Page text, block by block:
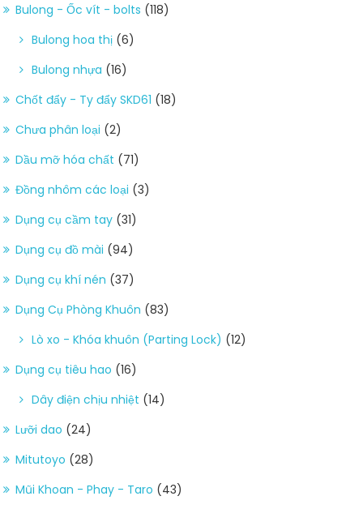
Bulong - Ốc vít - bolts (118)
Bulong hoa thị (6)
Bulong nhựa (16)
Chốt đẩy - Ty đẩy SKD61 (18)
Chưa phân loại (2)
Dầu mỡ hóa chất (71)
Đồng nhôm các loại (3)
Dụng cụ cầm tay (31)
Dụng cụ đồ mài (94)
Dụng cụ khí nén (37)
Dụng Cụ Phòng Khuôn (83)
Lò xo - Khóa khuôn (Parting Lock) (12)
Dụng cụ tiêu hao (16)
Dây điện chịu nhiệt (14)
Lưỡi dao (24)
Mitutoyo (28)
Mũi Khoan - Phay - Taro (43)